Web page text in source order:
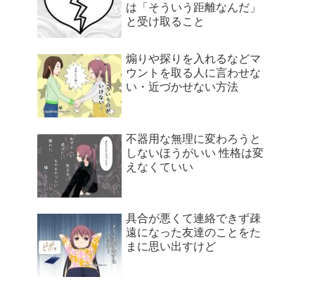
は「そういう距離なんだ」
と受け取ること
煽りや探りを入れるなどマ
ウントを取る人に言わせな
い・近づかせない方法
不器用な無理に変わろうと
しないほうがいい 性格は変
えなくていい
具合が悪くて連絡できず疎
遠になった友達のことをた
まに思い出すけど